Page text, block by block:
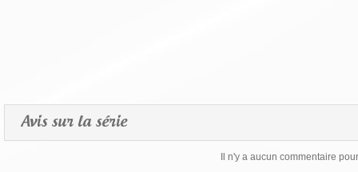
Avis sur la série
Il n'y a aucun commentaire